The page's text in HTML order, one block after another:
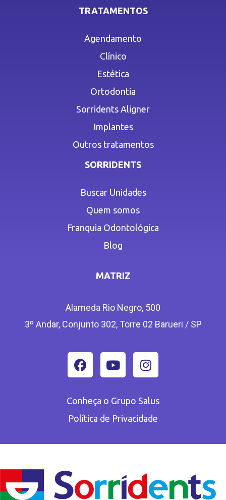
TRATAMENTOS
Agendamento
Clínico
Estética
Ortodontia
Sorridents Aligner
Implantes
Outros tratamentos
SORRIDENTS
Buscar Unidades
Quem somos
Franquia Odontológica
Blog
MATRIZ
Alameda Rio Negro, 500
3º Andar, Conjunto 302, Torre 02 Barueri / SP
Conheça o Grupo Salus
Política de Privacidade